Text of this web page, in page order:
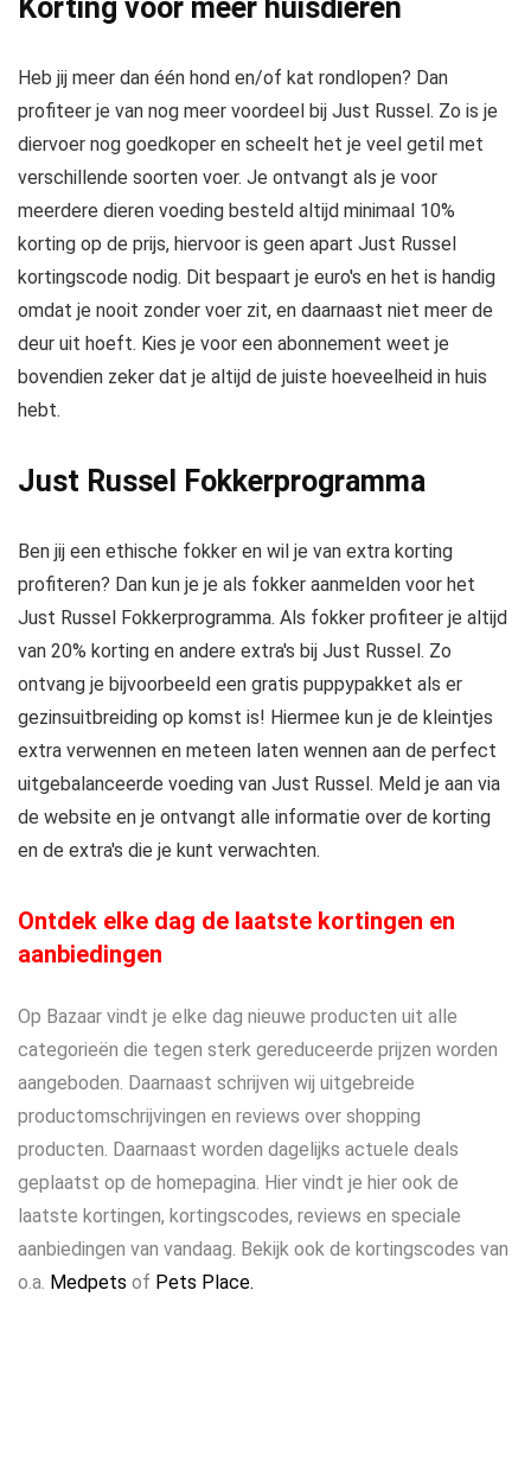
Korting voor meer huisdieren
Heb jij meer dan één hond en/of kat rondlopen? Dan
profiteer je van nog meer voordeel bij Just Russel. Zo is je
diervoer nog goedkoper en scheelt het je veel getil met
verschillende soorten voer. Je ontvangt als je voor
meerdere dieren voeding besteld altijd minimaal 10%
korting op de prijs, hiervoor is geen apart Just Russel
kortingscode nodig. Dit bespaart je euro's en het is handig
omdat je nooit zonder voer zit, en daarnaast niet meer de
deur uit hoeft. Kies je voor een abonnement weet je
bovendien zeker dat je altijd de juiste hoeveelheid in huis
hebt.
Just Russel Fokkerprogramma
Ben jij een ethische fokker en wil je van extra korting
profiteren? Dan kun je je als fokker aanmelden voor het
Just Russel Fokkerprogramma. Als fokker profiteer je altijd
van 20% korting en andere extra's bij Just Russel. Zo
ontvang je bijvoorbeeld een gratis puppypakket als er
gezinsuitbreiding op komst is! Hiermee kun je de kleintjes
extra verwennen en meteen laten wennen aan de perfect
uitgebalanceerde voeding van Just Russel. Meld je aan via
de website en je ontvangt alle informatie over de korting
en de extra's die je kunt verwachten.
Ontdek elke dag de laatste kortingen en
aanbiedingen
Op Bazaar vindt je elke dag nieuwe producten uit alle
categorieën die tegen sterk gereduceerde prijzen worden
aangeboden. Daarnaast schrijven wij uitgebreide
productomschrijvingen en reviews over shopping
producten. Daarnaast worden dagelijks actuele deals
geplaatst op de homepagina. Hier vindt je hier ook de
laatste kortingen, kortingscodes, reviews en speciale
aanbiedingen van vandaag. Bekijk ook de kortingscodes van
o.a. Medpets of Pets Place.